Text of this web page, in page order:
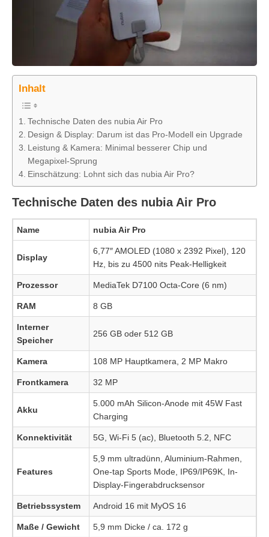
Inhalt
Technische Daten des nubia Air Pro
Design & Display: Darum ist das Pro-Modell ein Upgrade
Leistung & Kamera: Minimal besserer Chip und
Megapixel-Sprung
Einschätzung: Lohnt sich das nubia Air Pro?
Technische Daten des nubia Air Pro
Name nubia Air Pro
Display
6,77″ AMOLED (1080 x 2392 Pixel), 120
Hz, bis zu 4500 nits Peak-Helligkeit
Prozessor MediaTek D7100 Octa-Core (6 nm)
RAM 8 GB
Interner
Speicher
256 GB oder 512 GB
Kamera 108 MP Hauptkamera, 2 MP Makro
Frontkamera 32 MP
Akku
5.000 mAh Silicon-Anode mit 45W Fast
Charging
Konnektivität 5G, Wi-Fi 5 (ac), Bluetooth 5.2, NFC
Features
5,9 mm ultradünn, Aluminium-Rahmen,
One-tap Sports Mode, IP69/IP69K, In-
Display-Fingerabdrucksensor
Betriebssystem Android 16 mit MyOS 16
Maße / Gewicht 5,9 mm Dicke / ca. 172 g